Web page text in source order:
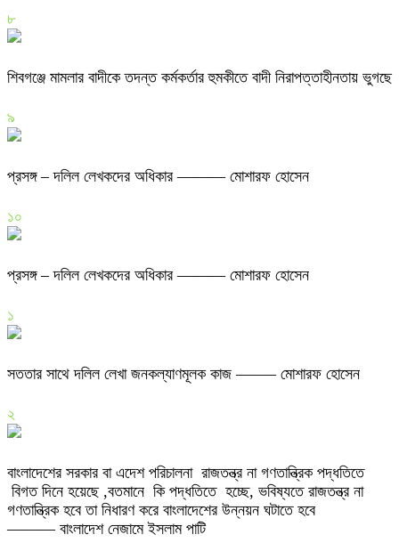
৮
শিবগঞ্জে মামলার বাদীকে তদন্ত কর্মকর্তার হুমকীতে বাদী নিরাপত্তাহীনতায় ভুগছে
৯
প্রসঙ্গ – দলিল লেখকদের অধিকার ——— মোশারফ হোসেন
১০
প্রসঙ্গ – দলিল লেখকদের অধিকার ——— মোশারফ হোসেন
১
সততার সাথে দলিল লেখা জনকল্যাণমূলক কাজ ——– মোশারফ হোসেন
২
বাংলাদেশের সরকার বা এদেশ পরিচালনা রাজতন্ত্র না গণতান্ত্রিক পদ্ধতিতে
বিগত দিনে হয়েছে ,বতমানে কি পদ্ধতিতে হচ্ছে, ভবিষ্যতে রাজতন্ত্র না
গণতান্ত্রিক হবে তা নিধারণ করে বাংলাদেশের উন্নয়ন ঘটাতে হবে
——— বাংলাদেশ নেজামে ইসলাম পাটি